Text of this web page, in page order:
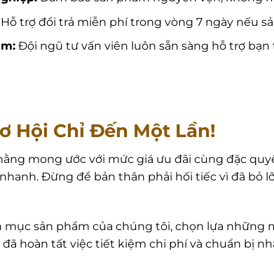
trợ đổi trả miễn phí trong vòng 7 ngày nếu
Đội ngũ tư vấn viên luôn sẵn sàng hỗ trợ
Hội Chỉ Đến Một Lần!
mong ước với mức giá ưu đãi cùng đặc
Đừng để bản thân phải hối tiếc vì đã bỏ
mục sản phẩm của chúng tôi, chọn lựa
đã hoàn tất việc tiết kiệm chi phí và chuẩn bị